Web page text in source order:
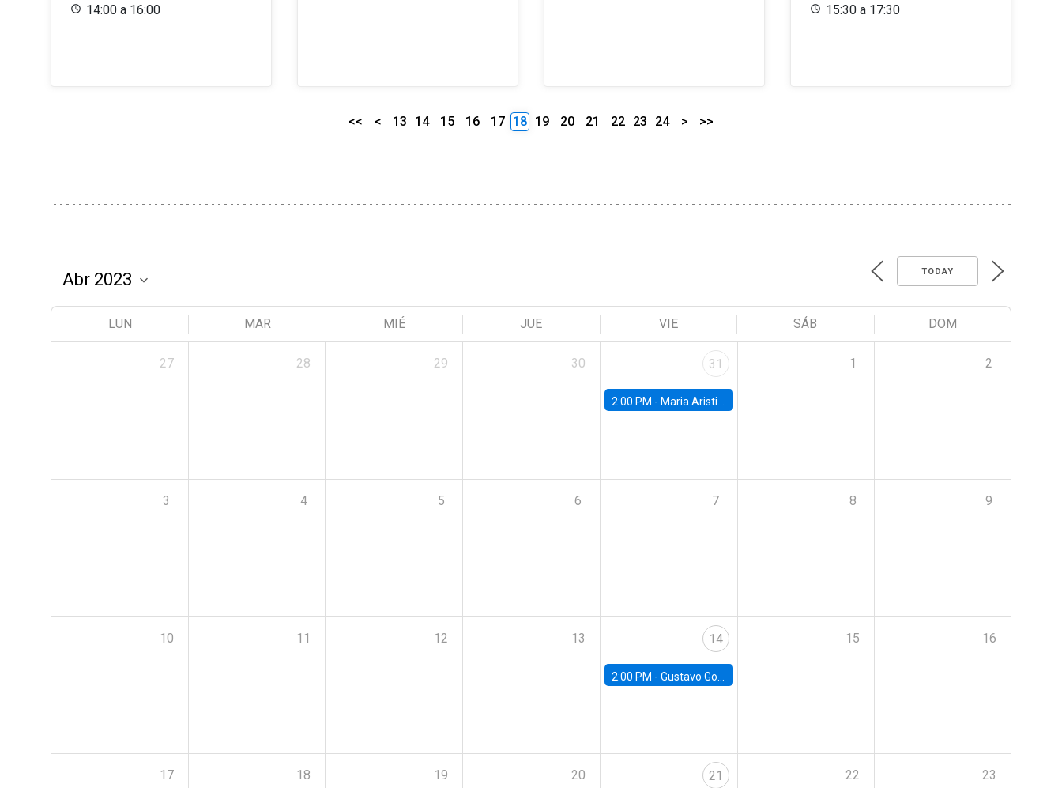
14:00 a 16:00
15:30 a 17:30
<< < 13 14 15 16 17 18 19 20 21 22 23 24 > >>
TODAY
LUN MAR MIÉ JUE VIE SÁB DOM
27 28 29 30 31
2:00 PM - Maria Aristizabal-Ramirez, FED Board
1 2
3 4 5 6 7 8 9
10 11 12 13 14
2:00 PM - Gustavo González - Banco Central de Chile
15 16
17 18 19 20 21 22 23